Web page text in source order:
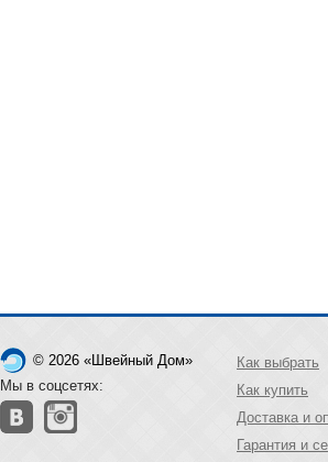
© 2026 «Швейный Дом»
Мы в соцсетях:
Как выбрать
Как купить
Доставка и
Гарантия и